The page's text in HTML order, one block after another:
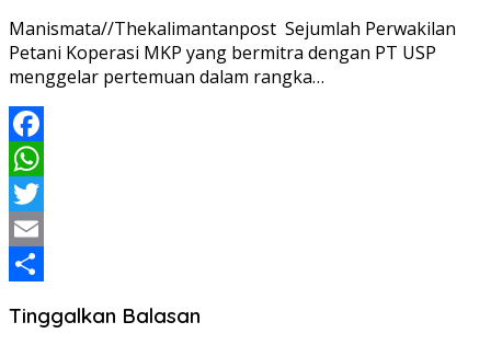
Manismata//Thekalimantanpost Sejumlah Perwakilan
Petani Koperasi MKP yang bermitra dengan PT USP
menggelar pertemuan dalam rangka…
Facebook
WhatsApp
Twitter
Email
Tinggalkan Balasan